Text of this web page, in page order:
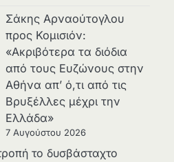
Σάκης Αρναούτογλου
προς Κομισιόν:
«Ακριβότερα τα διόδια
από τους Ευζώνους στην
Αθήνα απ’ ό,τι από τις
Βρυξέλλες μέχρι την
Ελλάδα»
7 Αυγούστου 2026
το δυσβάσταχτο